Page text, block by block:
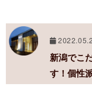
新潟でこ
す！個性